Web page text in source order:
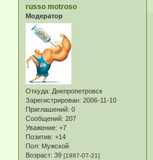
russo motroso
Модератор
Откуда: Днепропетровск
Зарегистрирован: 2006-11-10
Приглашений: 0
Сообщений: 207
Уважение: +7
Позитив: +14
Пол: Мужской
Возраст: 39 [1987-07-21]